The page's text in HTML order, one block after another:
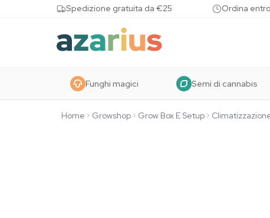
Skip to contentSpedizione gratuita da €25 Ordina
Funghi magici Semi di cannabis
Home Growshop Grow Box E Setup